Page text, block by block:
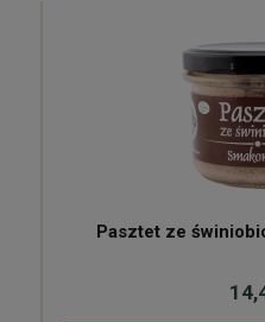
Pasztet ze